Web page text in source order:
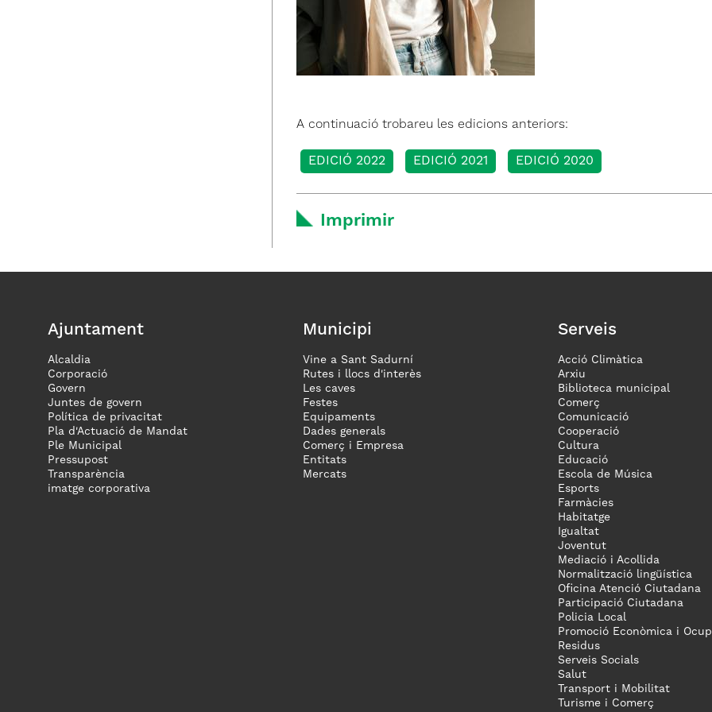
A continuació trobareu les edicions anteriors:
EDICIÓ 2022 EDICIÓ 2021 EDICIÓ 2020
Imprimir
Ajuntament
Alcaldia
Corporació
Govern
Juntes de govern
Política de privacitat
Pla d'Actuació de Mandat
Ple Municipal
Pressupost
Transparència
imatge corporativa
Municipi
Vine a Sant Sadurní
Rutes i llocs d'interès
Les caves
Festes
Equipaments
Dades generals
Comerç i Empresa
Entitats
Mercats
Serveis
Acció Climàtica
Arxiu
Biblioteca municipal
Comerç
Comunicació
Cooperació
Cultura
Educació
Escola de Música
Esports
Farmàcies
Habitatge
Igualtat
Joventut
Mediació i Acollida
Normalització lingüística
Oficina Atenció Ciutadana
Participació Ciutadana
Policia Local
Promoció Econòmica i
Residus
Serveis Socials
Salut
Transport i Mobilitat
Turisme i Comerç